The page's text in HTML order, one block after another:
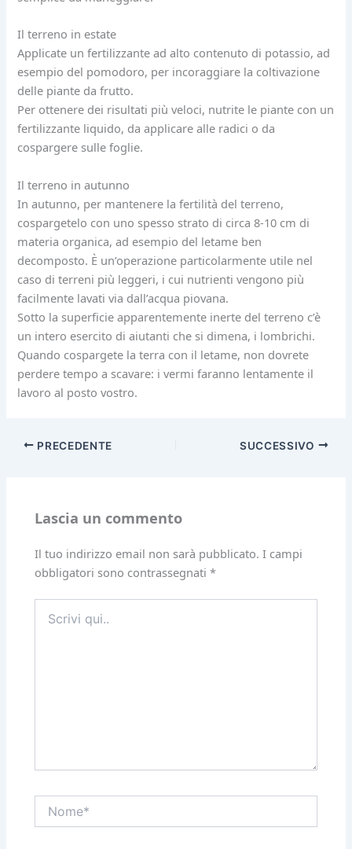
Il terreno in estate
Applicate un fertilizzante ad alto contenuto di potassio, ad
esempio del pomodoro, per incoraggiare la coltivazione
delle piante da frutto.
Per ottenere dei risultati più veloci, nutrite le piante con un
fertilizzante liquido, da applicare alle radici o da
cospargere sulle foglie.
Il terreno in autunno
In autunno, per mantenere la fertilità del terreno,
cospargetelo con uno spesso strato di circa 8-10 cm di
materia organica, ad esempio del letame ben
decomposto. È un’operazione particolarmente utile nel
caso di terreni più leggeri, i cui nutrienti vengono più
facilmente lavati via dall’acqua piovana.
Sotto la superficie apparentemente inerte del terreno c’è
un intero esercito di aiutanti che si dimena, i lombrichi.
Quando cospargete la terra con il letame, non dovrete
perdere tempo a scavare: i vermi faranno lentamente il
lavoro al posto vostro.
PRECEDENTE SUCCESSIVO
Lascia un commento
Il tuo indirizzo email non sarà pubblicato. I campi
obbligatori sono contrassegnati*
qui..